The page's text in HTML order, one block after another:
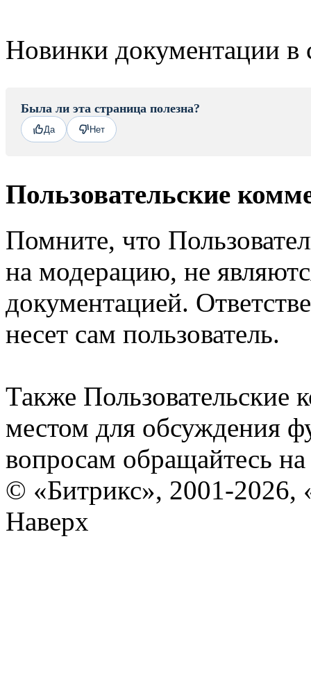
Новинки документации в
Была ли эта страница полезна?
Да Нет
Пользовательские
Помните, что
на модерацию, не
документацией.
несет сам пользователь.
Также Пользовательские
местом для обсуждения
вопросам обращайтесь
© «Битрикс», 2001-2026,
Наверх